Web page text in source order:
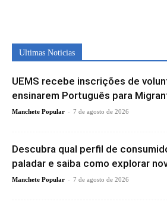
Ultimas Noticias
UEMS recebe inscrições de
ensinarem Português para
Manchete Popular - 7 de agosto de 2026
Descubra qual perfil de
paladar e saiba como explorar
Manchete Popular - 7 de agosto de 2026